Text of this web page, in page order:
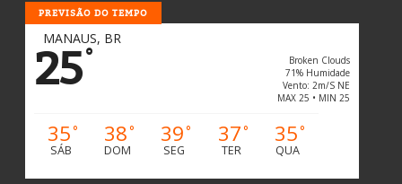
PREVISÃO DO TEMPO
MANAUS, BR
25°
Broken Clouds
71% Humidade
Vento: 2m/s NE
MAX 25 • MIN 25
35°
SÁB
38°
DOM
39°
SEG
37°
TER
35°
QUA